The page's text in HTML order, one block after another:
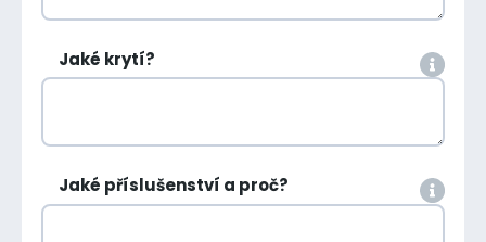
Jaké krytí?
Jaké příslušenství a proč?